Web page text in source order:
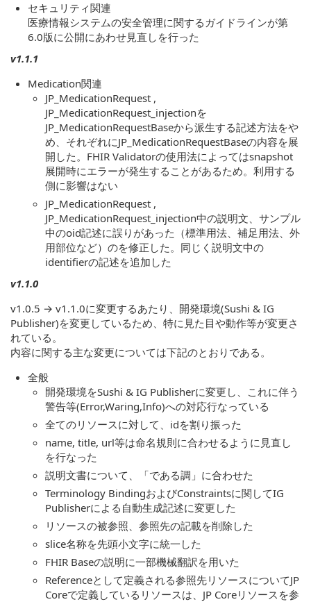
セキュリティ関連
医療情報システムの安全管理に関するガイドラインが第
6.0版に公開にあわせ見直しを行った
v1.1.1
Medication関連
JP_MedicationRequest ,
JP_MedicationRequest_injectionを
JP_MedicationRequestBaseから派生する記述方法をや
め、それぞれにJP_MedicationRequestBaseの内容を展
開した。FHIR Validatorの使用法によってはsnapshot
展開時にエラーが発生することがあるため。利用する
側に影響はない
JP_MedicationRequest ,
JP_MedicationRequest_injection中の説明文、サンプル
中のoid記述に誤りがあった（標準用法、補足用法、外
用部位など）のを修正した。同じく説明文中の
identifierの記述を追加した
v1.1.0
v1.0.5 → v1.1.0に変更するあたり、開発環境(Sushi & IG
Publisher)を変更しているため、特に見た目や動作等が変更さ
れている。
内容に関する主な変更については下記のとおりである。
全般
開発環境をSushi & IG Publisherに変更し、これに伴う
警告等(Error,Waring,Info)への対応行なっている
全てのリソースに対して、idを割り振った
name, title, url等は命名規則に合わせるように見直し
を行なった
説明文書について、「である調」に合わせた
Terminology BindingおよびConstraintsに関してIG
Publisherによる自動生成記述に変更した
リソースの被参照、参照先の記載を削除した
slice名称を先頭小文字に統一した
FHIR Baseの説明に一部機械翻訳を用いた
Referenceとして定義される参照先リソースについてJP
Coreで定義しているリソースは、JP Coreリソースを参